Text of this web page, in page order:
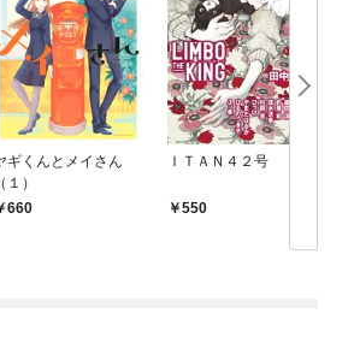
ギくんとメイさん
（１）
660
ＩＴＡＮ４２号
550